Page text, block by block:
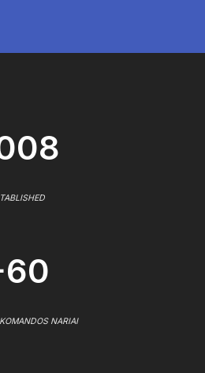
NARIAI